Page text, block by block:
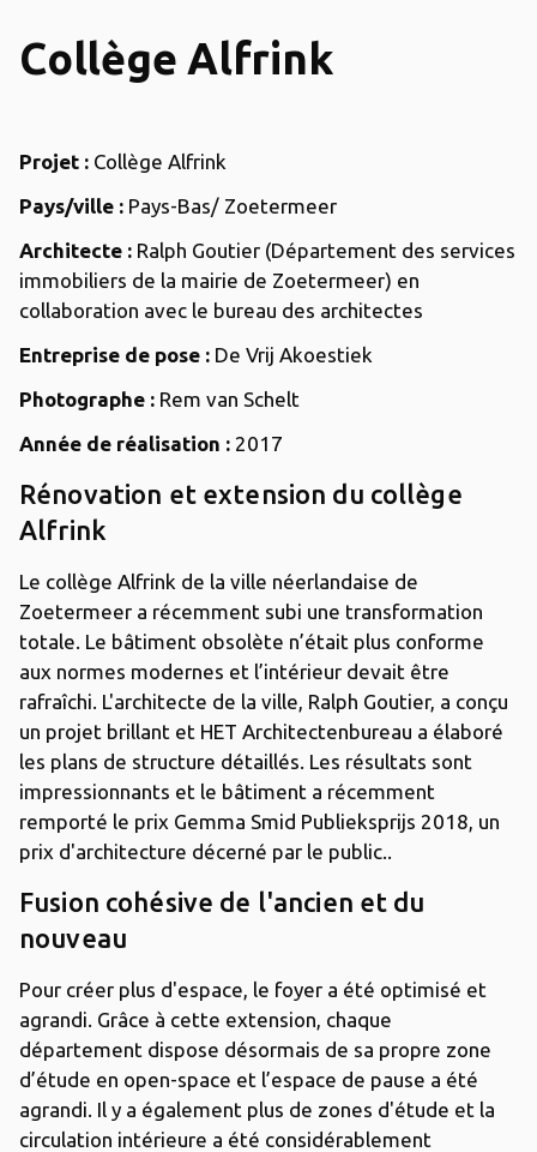
Collège Alfrink
Projet : Collège Alfrink
Pays/ville : Pays-Bas/ Zoetermeer
Architecte : Ralph Goutier (Département des services
immobiliers de la mairie de Zoetermeer) en
collaboration avec le bureau des architectes
Entreprise de pose : De Vrij Akoestiek
Photographe : Rem van Schelt
Année de réalisation : 2017
Rénovation et extension du collège
Alfrink
Le collège Alfrink de la ville néerlandaise de
Zoetermeer a récemment subi une transformation
totale. Le bâtiment obsolète n’était plus conforme
aux normes modernes et l’intérieur devait être
rafraîchi. L'architecte de la ville, Ralph Goutier, a conçu
un projet brillant et HET Architectenbureau a élaboré
les plans de structure détaillés. Les résultats sont
impressionnants et le bâtiment a récemment
remporté le prix Gemma Smid Publieksprijs 2018, un
prix d'architecture décerné par le public..
Fusion cohésive de l'ancien et du
nouveau
Pour créer plus d'espace, le foyer a été optimisé et
agrandi. Grâce à cette extension, chaque
département dispose désormais de sa propre zone
d’étude en open-space et l’espace de pause a été
agrandi. Il y a également plus de zones d'étude et la
circulation intérieure a été considérablement